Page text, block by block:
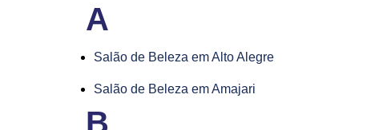
A
Salão de Beleza em Alto Alegre
Salão de Beleza em Amajari
B